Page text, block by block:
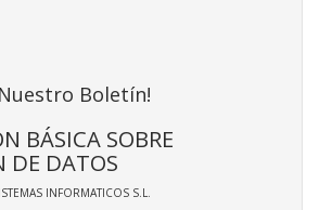
Boletín!
BÁSICA SOBRE
DE DATOS
INFORMATICOS S.L.